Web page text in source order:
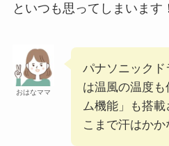
といつも思ってしまいます！
おはなママ
パナソニックド
は温風の温度
ム機能」も搭
こまで汗はか